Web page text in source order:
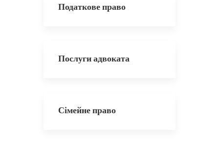
Податкове право
Послуги адвоката
Сімейне право